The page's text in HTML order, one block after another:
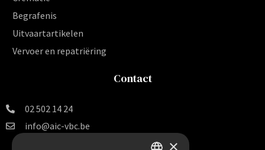
Begrafenis
Uitvaartartikelen
Vervoer en repatriëring
Contact
02 502 14 24
info@aic-vbc.be
×